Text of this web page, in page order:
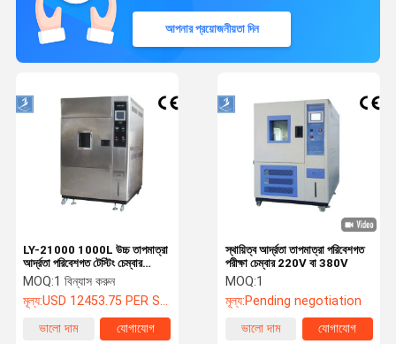
আপনার প্রয়োজনীয়তা দিন
স্থায়িত্ব আর্দ্রতা তাপমাত্রা পরিবেশগত
পরীক্ষা চেম্বার 220V বা 380V
MOQ:1
মূল্য:Pending negotiation
ভালো দাম
যোগাযোগ
LY-21000 1000L উচ্চ তাপমাত্রা
আর্দ্রতা পরিবেশগত টেস্টিং চেম্বার
SUS304
MOQ:1 বিন্যাস করুন
মূল্য:USD 12453.75 PER SET
ভালো দাম
যোগাযোগ